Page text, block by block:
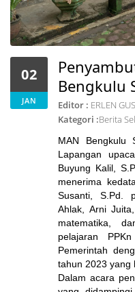
02
JAN
Bengkulu
Editor : ERLEN
Kategori :Berita
MAN Bengkulu
Lapangan
Buyung Kalil,
menerima
Susanti, S.Pd.
Ahlak, Arni
matematika,
pelajaran
Pemerintah
tahun 2023 yang
Dalam acara